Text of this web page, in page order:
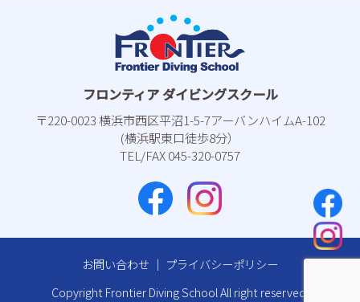
フロンティア ダイビングスクール
〒220-0023 横浜市⻄区平沼1-5-7アーバンハイムA-102
(横浜駅東⼝徒歩8分）
TEL/FAX 045-320-0757
お問い合わせ ｜ プライバシーポリシー
Copyright Frontier Diving School All right reserved.